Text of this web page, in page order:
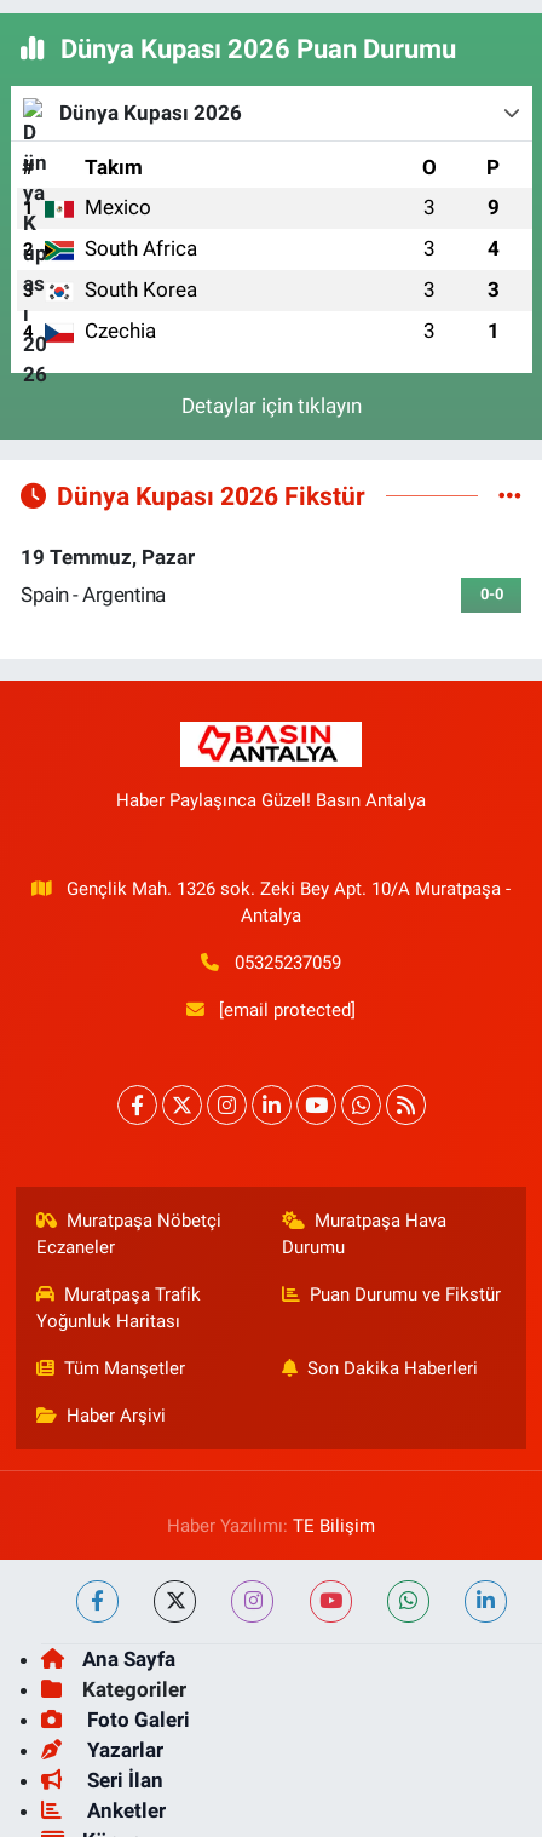
Dünya Kupası 2026 Puan Durumu
Dünya Kupası 2026
# Takım O P
1 Mexico 3 9
2 South Africa 3 4
3 South Korea 3 3
4 Czechia 3 1
Detaylar için tıklayın
Dünya Kupası 2026 Fikstür
19 Temmuz, Pazar
Spain - Argentina
0-0
Haber Paylaşınca Güzel! Basın Antalya
Gençlik Mah. 1326 sok. Zeki Bey Apt. 10/A Muratpaşa -
Antalya
05325237059
[email protected]
Muratpaşa Nöbetçi
Eczaneler
Muratpaşa Hava
Durumu
Muratpaşa Trafik
Yoğunluk Haritası
Puan Durumu ve Fikstür
Tüm Manşetler Son Dakika Haberleri
Haber Arşivi
Haber Yazılımı: TE Bilişim
Ana Sayfa
Kategoriler
Foto Galeri
Yazarlar
Seri İlan
Anketler